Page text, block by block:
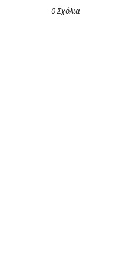
0 Σχόλια